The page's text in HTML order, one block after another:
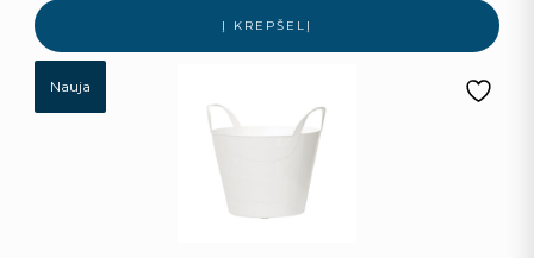
Į KREPŠELĮ
Nauja